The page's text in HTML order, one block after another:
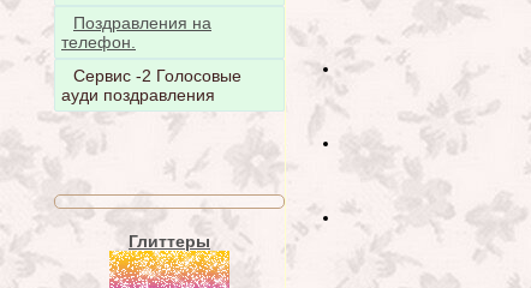
Поздравления на
телефон.
Сервис -2 Голосовые
ауди поздравления
Глиттеры